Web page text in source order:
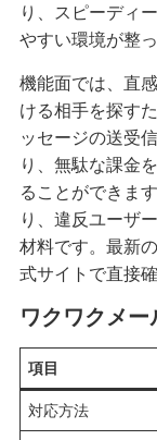
り、スピーディ
やすい環境が整っ
機能面では、直
ける相手を探す
ッセージの送受
り、無駄な課金
ることができま
り、違反ユーザ
材料です。最新
式サイトで直接
ワクワクメー
項目
対応方法